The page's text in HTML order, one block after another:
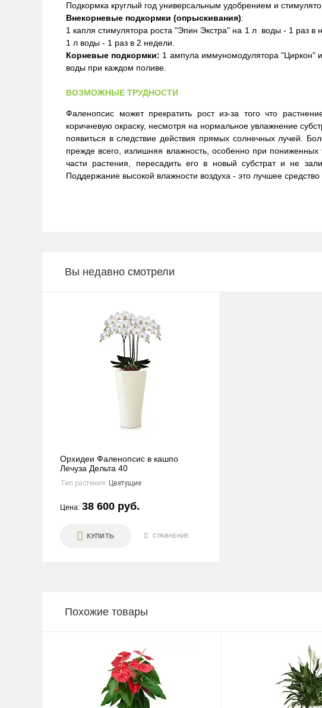
Подкормка круглый год универсальным удобрением и
Внекорневые подкормки (опрыскивания):
1 капля стимулятора роста "Эпин Экстра" на 1 л воды - 1 раз в
1 л воды - 1 раз в 2 недели.
Корневые подкормки: 1 ампула иммуномодулятора "Циркон"
воды при каждом поливе.
ВОЗМОЖНЫЕ ТРУДНОСТИ
Фаленопсис может прекратить рост из-за того что
коричневую окраску, несмотря на нормальное увлажнение
появиться в следствие действия прямых солнечных лучей.
прежде всего, излишняя влажность, особенно при
части растения, пересадить его в новый субстрат и не
Поддержание высокой влажности воздуха - это лучшее средство
Вы недавно смотрели
Орхидеи Фаленопсис в кашпо
Лечуза Дельта 40
Тип растения: Цветущие
Цена: 38 600 руб.
КУПИТЬ СРАВНЕНИЕ
Похожие товары